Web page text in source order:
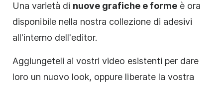
Una varietà di nuove grafiche e forme è ora
disponibile nella nostra collezione di adesivi
all'interno dell'editor.
Aggiungeteli ai vostri video esistenti per dare
loro un nuovo look, oppure liberate la vostra